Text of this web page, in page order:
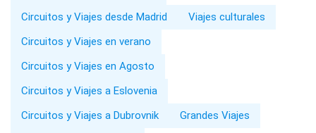
Circuitos y Viajes desde Madrid
Viajes culturales
Circuitos y Viajes en verano
Circuitos y Viajes en Agosto
Circuitos y Viajes a Eslovenia
Circuitos y Viajes a Dubrovnik
Grandes Viajes